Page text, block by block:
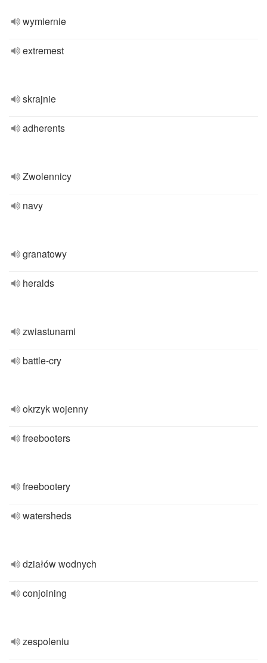
wymiernie
extremest
skrajnie
adherents
Zwolennicy
navy
granatowy
heralds
zwiastunami
battle-cry
okrzyk wojenny
freebooters
freebootery
watersheds
działów wodnych
conjoining
zespoleniu